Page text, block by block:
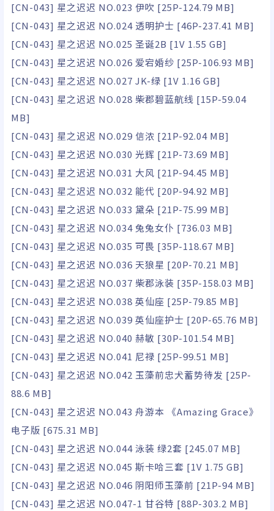
[CN-043] 星之迟迟 NO.023 伊吹 [25P-124.79 MB]
[CN-043] 星之迟迟 NO.024 透明护士 [46P-237.41 MB]
[CN-043] 星之迟迟 NO.025 圣诞2B [1V 1.55 GB]
[CN-043] 星之迟迟 NO.026 爱宕婚纱 [25P-106.93 MB]
[CN-043] 星之迟迟 NO.027 JK-绿 [1V 1.16 GB]
[CN-043] 星之迟迟 NO.028 柴郡碧蓝航线 [15P-59.04
MB]
[CN-043] 星之迟迟 NO.029 信浓 [21P-92.04 MB]
[CN-043] 星之迟迟 NO.030 光辉 [21P-73.69 MB]
[CN-043] 星之迟迟 NO.031 大风 [21P-94.45 MB]
[CN-043] 星之迟迟 NO.032 能代 [20P-94.92 MB]
[CN-043] 星之迟迟 NO.033 黛朵 [21P-75.99 MB]
[CN-043] 星之迟迟 NO.034 兔兔女仆 [736.03 MB]
[CN-043] 星之迟迟 NO.035 可畏 [35P-118.67 MB]
[CN-043] 星之迟迟 NO.036 天狼星 [20P-70.21 MB]
[CN-043] 星之迟迟 NO.037 柴郡泳装 [35P-158.03 MB]
[CN-043] 星之迟迟 NO.038 英仙座 [25P-79.85 MB]
[CN-043] 星之迟迟 NO.039 英仙座护士 [20P-65.76 MB]
[CN-043] 星之迟迟 NO.040 赫敏 [30P-101.54 MB]
[CN-043] 星之迟迟 NO.041 尼禄 [25P-99.51 MB]
[CN-043] 星之迟迟 NO.042 玉藻前忠犬蓄势待发 [25P-
88.6 MB]
[CN-043] 星之迟迟 NO.043 舟游本 《Amazing Grace》
电子版 [675.31 MB]
[CN-043] 星之迟迟 NO.044 泳装 绿2套 [245.07 MB]
[CN-043] 星之迟迟 NO.045 斯卡哈三套 [1V 1.75 GB]
[CN-043] 星之迟迟 NO.046 阴阳师玉藻前 [21P-94 MB]
[CN-043] 星之迟迟 NO.047-1 甘谷特 [88P-303.2 MB]